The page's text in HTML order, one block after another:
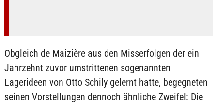
Obgleich de Maizière aus den Misserfolgen der ein
Jahrzehnt zuvor umstrittenen sogenannten
Lagerideen von Otto Schily gelernt hatte, begegneten
seinen Vorstellungen dennoch ähnliche Zweifel: Die